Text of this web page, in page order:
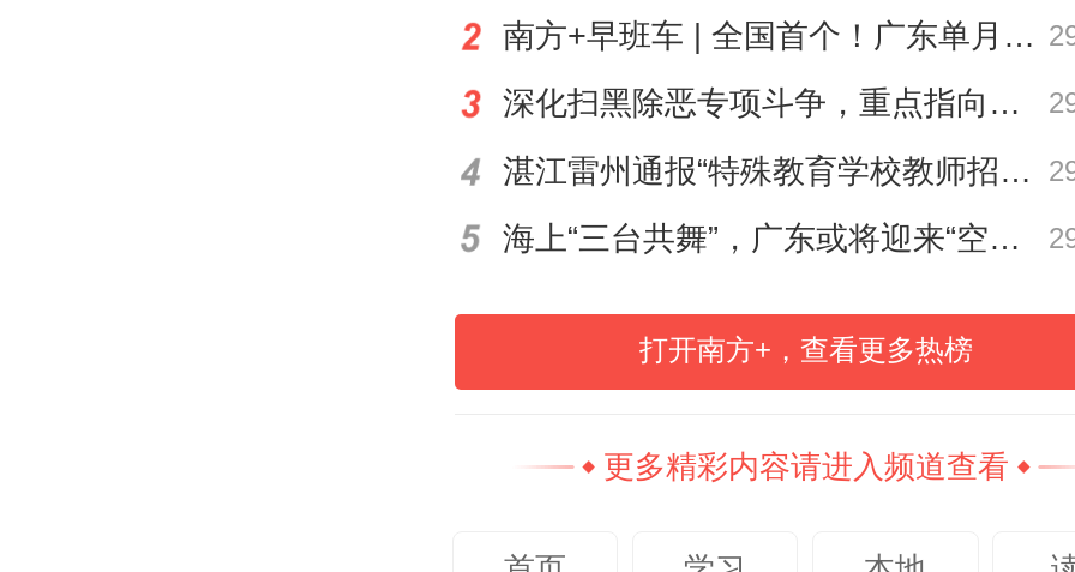
到一份报纸、一本期刊时，对相关知识
解的你，是否会因图中充满科技感的“巨
球”而感到好奇？当人们阅读相关报道，
国重器”的宏伟身姿。
这正是科普工作的“
应”。
对是颇具含金量的一次——封面图中，
南方+早班车 | 全国首个！广东单月用电量突破千亿千瓦时
深化扫黑除恶专项斗争，重点指向这些黑恶势力
湛江雷州通报“特殊教育学校教师招聘存在违规行为”
海上“三台共舞”，广东或将迎来“空调外机” | 天气早知道
打开南方+，查看更多热榜
更多精彩内容请进入频道查看